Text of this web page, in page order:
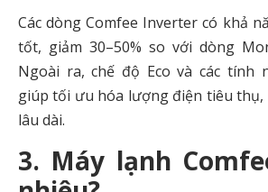
Các dòng Comfee Inverter có khả
tốt, giảm 30–50% so với dòng
Ngoài ra, chế độ Eco và các tính
giúp tối ưu hóa lượng điện tiêu
lâu dài.
3. Máy lạnh